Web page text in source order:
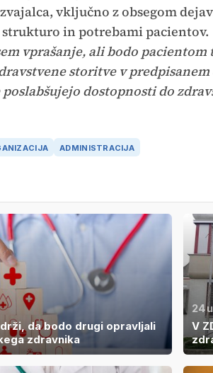
vključno z obsegom
in potrebami pacientov.
vprašanje, ali bodo pacientom
storitve v
dostopnosti do
ADMINISTRACIJA
drži, da bodo drugi opravljali
zdravnika
V